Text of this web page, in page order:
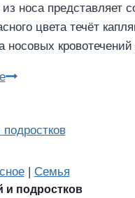
из носа представляет
цвета течёт
носовых
Кровь
у
| Семья
и подростков